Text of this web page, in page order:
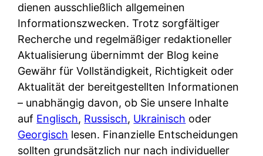
dienen ausschließlich allgemeinen
Informationszwecken. Trotz sorgfältiger
Recherche und regelmäßiger redaktioneller
Aktualisierung übernimmt der Blog keine
Gewähr für Vollständigkeit, Richtigkeit oder
Aktualität der bereitgestellten Informationen
– unabhängig davon, ob Sie unsere Inhalte
auf Englisch, Russisch, Ukrainisch oder
Georgisch lesen. Finanzielle Entscheidungen
sollten grundsätzlich nur nach individueller